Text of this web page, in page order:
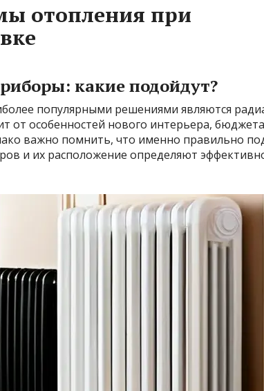
отопления при
какие подойдут?
популярными решениями являются
от особенностей нового интерьера,
важно помнить, что именно правильно
и их расположение определяют